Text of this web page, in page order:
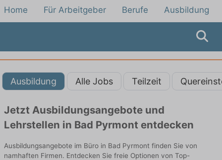
Home Für Arbeitgeber Berufe Ausbildung
Ausbildung Alle Jobs Teilzeit
Jetzt Ausbildungsangebote und
Lehrstellen in Bad Pyrmont entdecken
Ausbildungsangebote im Büro in Bad Pyrmont finden Sie von
namhaften Firmen. Entdecken Sie freie Optionen von Top-